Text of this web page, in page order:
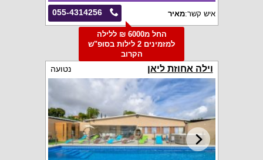
055-4314256 איש קשר:מאיר
החל מ6000 ₪ ללילה
למזמינים 2 לילות בסופ"ש
הקרוב
וילה אחוזת ליאן נטועה